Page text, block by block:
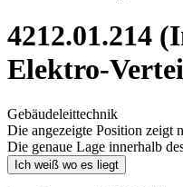
4212.01.214
Elektro-
Gebäudeleittechnik
Die angezeigte Position zeigt
Die genaue Lage innerhalb
Ich weiß wo es liegt